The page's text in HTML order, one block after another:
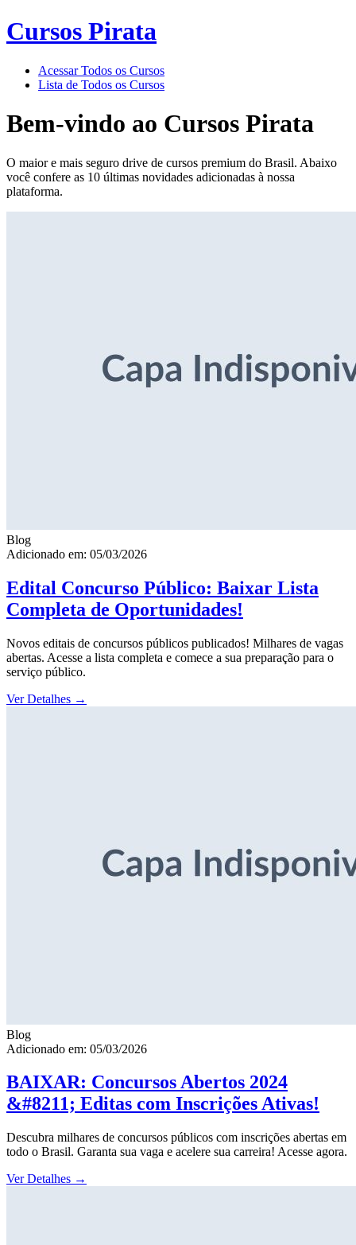
Cursos Pirata
Acessar Todos os Cursos
Lista de Todos os Cursos
Bem-vindo ao Cursos Pirata
O maior e mais seguro drive de cursos premium do Brasil. Abaixo
você confere as 10 últimas novidades adicionadas à nossa
plataforma.
Blog
Adicionado em: 05/03/2026
Edital Concurso Público: Baixar Lista
Completa de Oportunidades!
Novos editais de concursos públicos publicados! Milhares de vagas
abertas. Acesse a lista completa e comece a sua preparação para o
serviço público.
Ver Detalhes →
Blog
Adicionado em: 05/03/2026
BAIXAR: Concursos Abertos 2024
&#8211; Editas com Inscrições Ativas!
Descubra milhares de concursos públicos com inscrições abertas em
todo o Brasil. Garanta sua vaga e acelere sua carreira! Acesse agora.
Ver Detalhes →